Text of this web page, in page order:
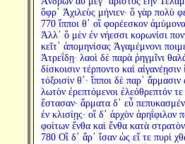
ὄφρ᾽ Ἀχιλεὺς μήνιεν· ὃ γὰρ πολὺ
770 ἵπποι θ᾽ οἳ φορέεσκον
Ἀλλ᾽ ὃ μὲν ἐν νήεσσι κορωνίσι
κεῖτ᾽ ἀπομηνίσας Ἀγαμέμνονι
Ἀτρεΐδῃ· λαοὶ δὲ παρὰ ῥηγμῖνι
δίσκοισιν τέρποντο καὶ αἰγανέῃσιν
τόξοισίν θ᾽· ἵπποι δὲ παρ᾽ ἅρμασιν
λωτὸν ἐρεπτόμενοι ἐλεόθρεπτόν τε
ἕστασαν· ἅρματα δ᾽ εὖ
ἐν κλισίῃς· οἳ δ᾽ ἀρχὸν ἀρηΐφιλον
φοίτων ἔνθα καὶ ἔνθα κατὰ
780 Οἳ δ᾽ ἄρ᾽ ἴσαν ὡς εἴ τε πυρὶ